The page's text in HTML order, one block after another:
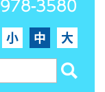
3580
小 中 大